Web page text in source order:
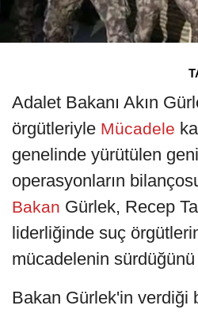
Adalet Bakanı Akın
örgütleriyle Mücadele
genelinde yürütülen
operasyonların
Bakan Gürlek, Recep
liderliğinde suç
mücadelenin sürdüğünü
Bakan Gürlek'in verdiği